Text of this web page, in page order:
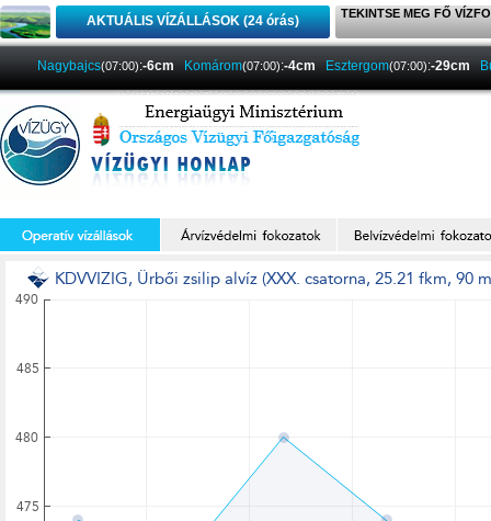
AKTUÁLIS VÍZÁLLÁSOK (24 órás) TEKINTSE MEG FŐ
Nagybajcs(07:00):-6cm Komárom(07:00):-4cm Esztergom(07:00):-29cm